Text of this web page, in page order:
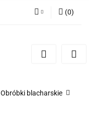
Zarejestruj się
(0)
Obróbki blacharskie